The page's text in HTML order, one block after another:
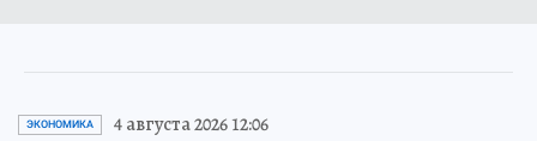
ЭКОНОМИКА 4 августа 2026 12:06